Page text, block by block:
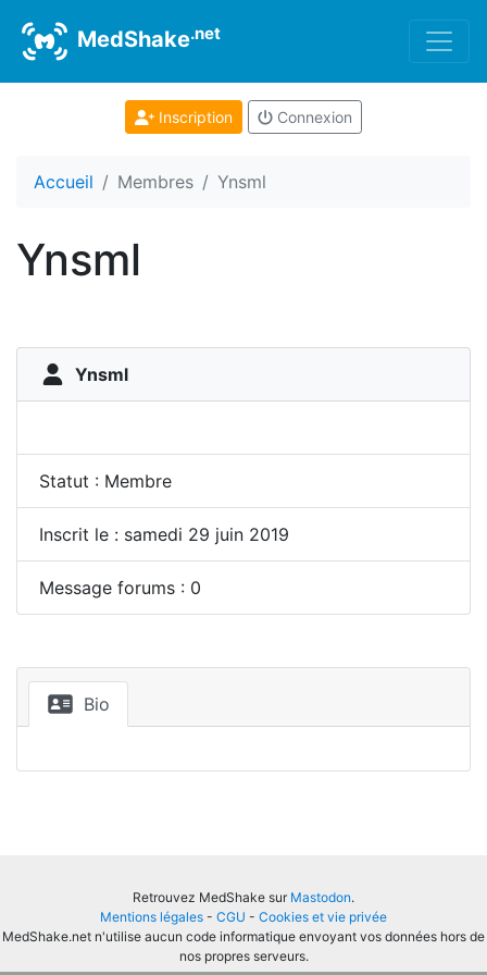
MedShake.net
Inscription Connexion
Accueil Membres Ynsml
Ynsml
Ynsml
Statut : Membre
Inscrit le : samedi 29 juin 2019
Message forums : 0
Bio
Retrouvez MedShake sur Mastodon.
Mentions légales - CGU - Cookies et vie privée
MedShake.net n'utilise aucun code informatique envoyant vos données hors de
nos propres serveurs.